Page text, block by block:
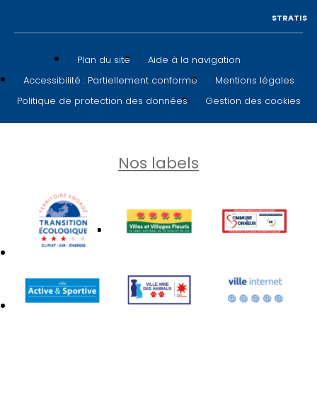
Plan du site
Aide à la navigation
Accessibilité : Partiellement conforme
Mentions légales
Politique de protection des données
Gestion des cookies
STRATIS
Nos labels